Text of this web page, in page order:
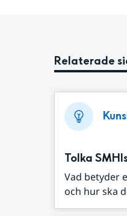
Relaterade
Tolka
Vad betyder
och hur ska